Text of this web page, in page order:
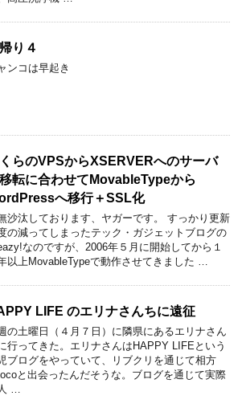
り４
ンコは早起き
らのVPSからXSERVERへのサーバ
転に合わせてMovableTypeから
へ移行＋SSL化
沙汰しております、ヤガーです。 すっかり更新
の減ってしまったテック・ガジェットブログの
なのですが、2006年５月に開始してから１
以上MovableTypeで動作させてきました …
LIFE のエリナさんちに遠征
の土曜日（４月７日）に隣県にあるエリナさん
行ってきた。エリナさんはHAPPY LIFEという
ブログをやっていて、リブクリを通じて相方
と出会ったんだそうな。ブログを通じて実際
…